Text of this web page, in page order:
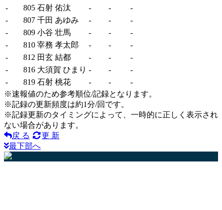
-
805 石射 佑汰 - -
-
-
807 千田 あゆみ - -
-
-
809 小谷 壮馬 - -
-
-
810 宰務 孝太郎 - -
-
-
812 田玄 結都 - -
-
-
816 大須賀 ひまり - -
-
-
819 石射 桃花 - -
-
※速報値のため参考順位/記録となります。
※記録の更新頻度は約1分/回です。
※記録更新のタイミングによって、一時的に正しく表示され
ない場合があります。
戻 る
更 新
最下部へ